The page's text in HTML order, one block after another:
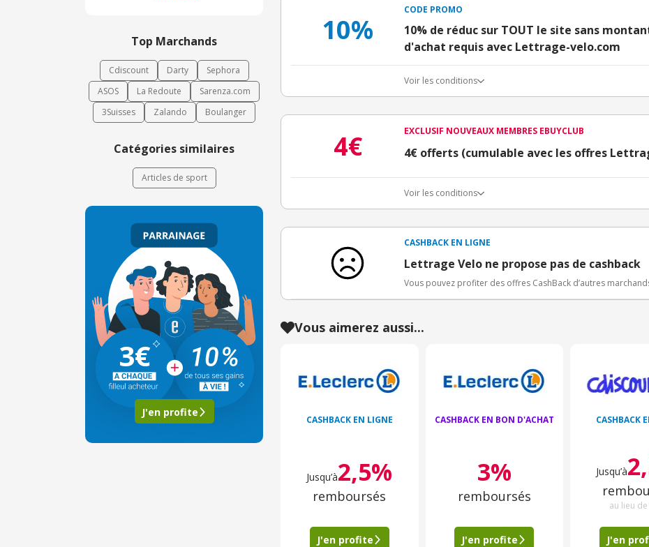
prendront en charge vos commandes
Top Marchands
Cdiscount Darty
Sephora
ASOS
La Redoute
Sarenza.com
3Suisses
Zalando Boulanger
Catégories similaires
Articles de sport
3€
J'en profite
10%
CODE PROMO
10% de réduc sur TOUT le site sans
d'achat requis avec Lettrage-velo.com
Voir les conditions
4€ EXCLUSIF NOUVEAUX MEMBRES EBUYCLUB
4€ offerts (cumulable avec les offres
Voir les conditions
3€ de bienvenue crédités immédiatement + 1€
Offre réservée à une toute première inscription chez eBuyClub.
CASHBACK EN LIGNE
Lettrage Velo ne propose pas de cashback
Vous pouvez profiter des offres CashBack d’autres
Vous aimerez aussi...
CASHBACK EN LIGNE
Jusqu’à2,5%
remboursés
J'en profite
CASHBACK EN BON D'ACHAT
3%
remboursés
J'en profite
CASHBACK
Jusqu’à
au lieu
J'en